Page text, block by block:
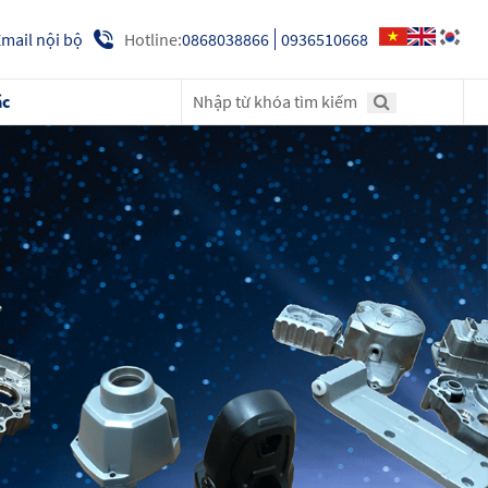
nội bộ Hotline:0868038866 0936510668